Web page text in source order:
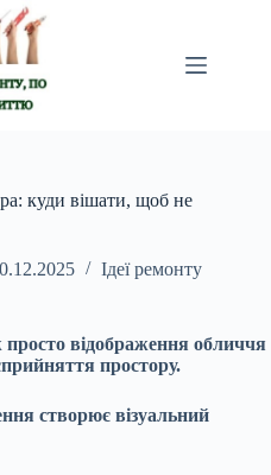
куди вішати, щоб не
Ідеї ремонту
просто відображення обличчя
простору.
створює візуальний